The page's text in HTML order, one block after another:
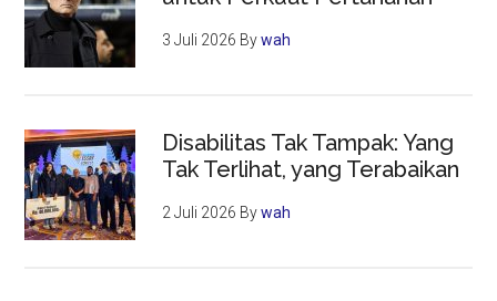
3 Juli 2026 Bywah
Disabilitas Tak Tampak: Yang
Tak Terlihat, yang Terabaikan
2 Juli 2026 Bywah